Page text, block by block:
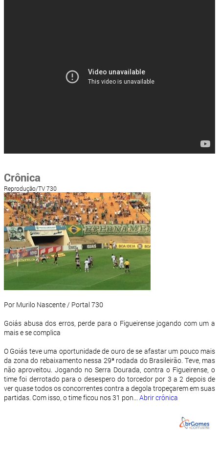
Crônica
Reprodução/TV 730
Por Murilo Nascente / Portal 730
Goiás abusa dos erros, perde para o Figueirense jogando com um a
mais e se complica
O Goiás teve uma oportunidade de ouro de se afastar um pouco mais
da zona do rebaixamento nessa 29ª rodada do Brasileirão. Teve, mas
não aproveitou. Jogando no Serra Dourada, contra o Figueirense, o
time foi derrotado para o desespero do torcedor por 3 a 2 depois de
ver quase todos os concorrentes contra a degola tropeçarem em suas
partidas. Com isso, o time ficou nos 31 pon... Abrir crônica